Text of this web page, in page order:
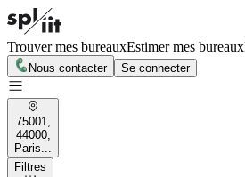
Trouver mes bureauxEstimer mes bureaux
Nous contacter Se connecter
75001,
44000,
Paris...
Filtres